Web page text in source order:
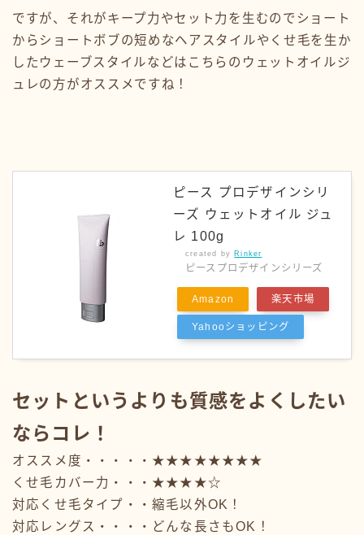
ですが、それがキープ力やセット力を生むのでショート
からショートボブの短めなヘアスタイルやくせ毛を生か
したウェーブスタイルなどはこちらのウェットオイルジ
ュレの方がオススメですね！
ピース プロデザインシリ
ーズ ウェットオイル ジュ
レ 100g
created by Rinker
ピースプロデザインシリーズ
Amazon 楽天市場
Yahooショッピング
セットというよりも質感をよくしたい
ならコレ！
オススメ度・・・・・★★★★★★★★
くせ毛カバー力・・・★★★★☆
対応くせ毛タイプ・・縮毛以外OK！
対応レングス・・・・どんな長さもOK！